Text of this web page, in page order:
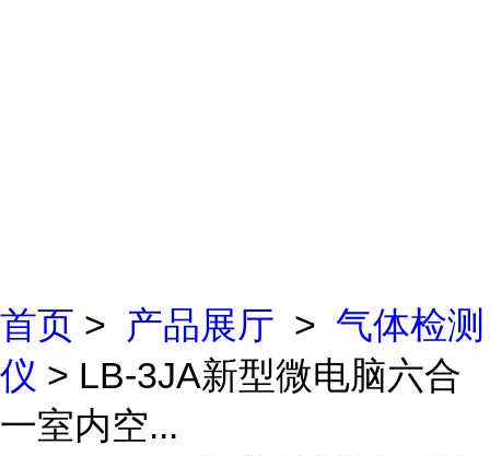
首页 > 产品展厅 > 气体检测
仪 > LB-3JA新型微电脑六合
一室内空...